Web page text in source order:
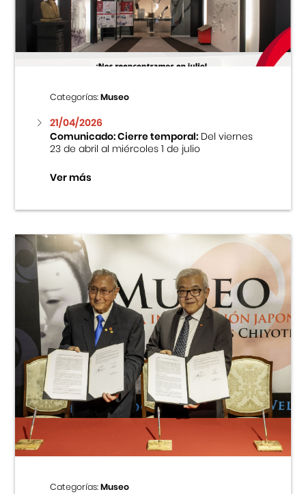
Centro Cultural Peruano Japonés
Museo de la Inmigración Japonesa
Fondo Editorial
Teatro Peruano Japonés
Categorías:Museo
21/04/2026
Comunicado: Cierre temporal:Del viernes
23 de abril al miércoles 1 de julio
Ver más
Categorías:Museo